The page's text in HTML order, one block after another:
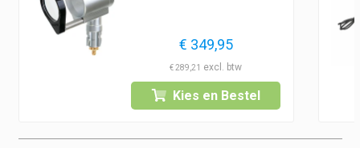
€ 349,95
€289,21
Kies en Bestel